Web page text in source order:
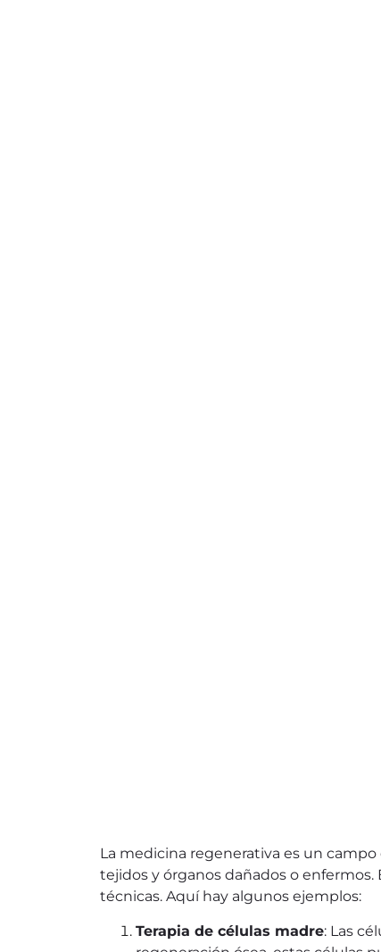
La medicina regenerativa es un
tejidos y órganos dañados o
técnicas. Aquí hay algunos ejemplos:
Terapia de células madre: Las